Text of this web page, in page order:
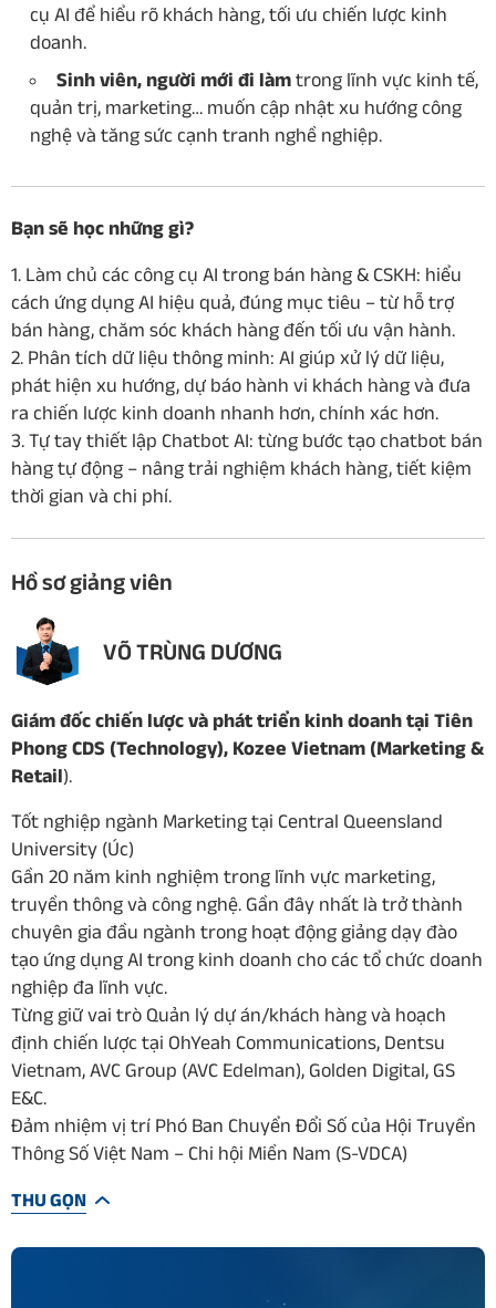
cụ AI để hiểu rõ khách hàng, tối ưu chiến lược kinh
doanh.
Sinh viên, người mới đi làm trong lĩnh vực kinh tế,
quản trị, marketing… muốn cập nhật xu hướng công
nghệ và tăng sức cạnh tranh nghề nghiệp.
Bạn sẽ học những gì?
1. Làm chủ các công cụ AI trong bán hàng & CSKH: hiểu
cách ứng dụng AI hiệu quả, đúng mục tiêu – từ hỗ trợ
bán hàng, chăm sóc khách hàng đến tối ưu vận hành.
2. Phân tích dữ liệu thông minh: AI giúp xử lý dữ liệu,
phát hiện xu hướng, dự báo hành vi khách hàng và đưa
ra chiến lược kinh doanh nhanh hơn, chính xác hơn.
3. Tự tay thiết lập Chatbot AI: từng bước tạo chatbot bán
hàng tự động – nâng trải nghiệm khách hàng, tiết kiệm
thời gian và chi phí.
Hồ sơ giảng viên
VÕ TRÙNG DƯƠNG
Giám đốc chiến lược và phát triển kinh doanh tại Tiên
Phong CDS (Technology), Kozee Vietnam (Marketing &
Retail).
Tốt nghiệp ngành Marketing tại Central Queensland
University (Úc)
Gần 20 năm kinh nghiệm trong lĩnh vực marketing,
truyền thông và công nghệ. Gần đây nhất là trở thành
chuyên gia đầu ngành trong hoạt động giảng dạy đào
tạo ứng dụng AI trong kinh doanh cho các tổ chức doanh
nghiệp đa lĩnh vực.
Từng giữ vai trò Quản lý dự án/khách hàng và hoạch
định chiến lược tại OhYeah Communications, Dentsu
Vietnam, AVC Group (AVC Edelman), Golden Digital, GS
E&C.
Đảm nhiệm vị trí Phó Ban Chuyển Đổi Số của Hội Truyền
Thông Số Việt Nam – Chi hội Miền Nam (S-VDCA)
THU GỌN